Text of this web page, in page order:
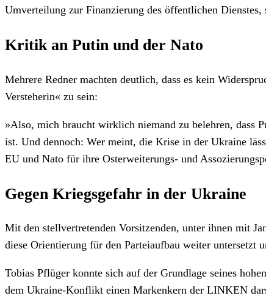
Umverteilung zur Finanzierung des öffentlichen
Kritik an Putin und der Nato
Mehrere Redner machten deutlich, dass es kein
Versteherin« zu sein:
»Also, mich braucht wirklich niemand zu belehren, dass
ist. Und dennoch: Wer meint, die Krise in der Ukraine
EU und Nato für ihre Osterweiterungs- und
Gegen Kriegsgefahr in der Ukraine
Mit den stellvertretenden Vorsitzenden, unter ihnen mit
diese Orientierung für den Parteiaufbau weiter untersetzt
Tobias Pflüger konnte sich auf der Grundlage seines
dem Ukraine-Konflikt einen Markenkern der LINKEN